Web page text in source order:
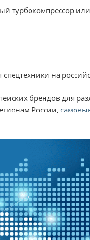
турбокомпрессор
на
брендов для
России,